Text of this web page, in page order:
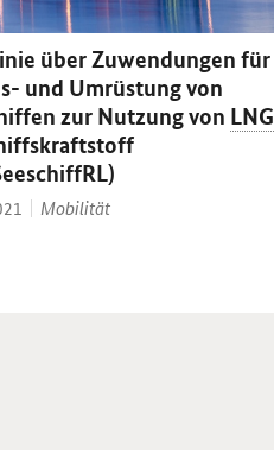
über Zuwendungen für
und Umrüstung von
zur Nutzung von LNG
Thema:
Mobilität